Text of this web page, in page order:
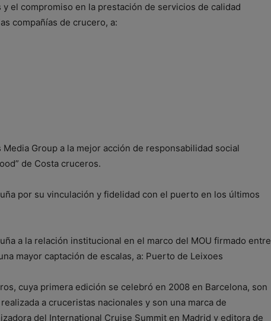
el compromiso en la prestación de servicios de calidad
compañías de crucero, a:
Group a la mejor acción de responsabilidad social
de Costa cruceros.
por su vinculación y fidelidad con el puerto en los últimos
a la relación institucional en el marco del MOU firmado entre
mayor captación de escalas, a: Puerto de Leixoes
cuya primera edición se celebró en 2008 en Barcelona, son
a cruceristas nacionales y son una marca de
del International Cruise Summit en Madrid y editora de